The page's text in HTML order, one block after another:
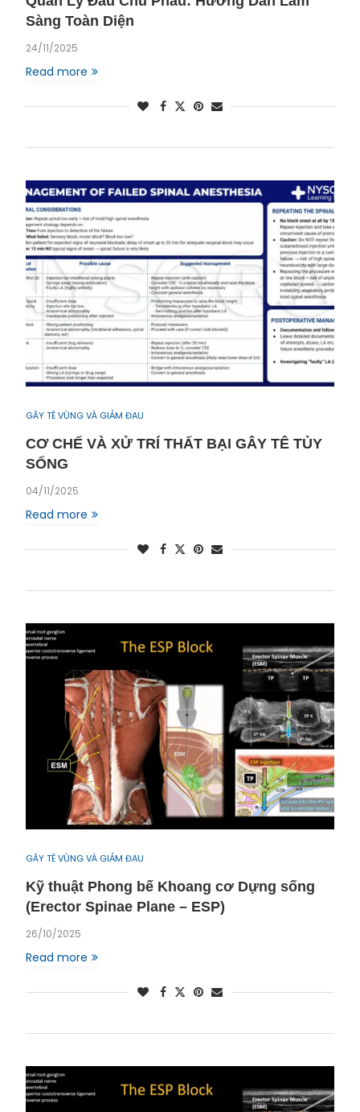
Sàng Toàn Diện
24/11/2025
Read more
GÂY TÊ VÙNG VÀ GIẢM ĐAU
CƠ CHẾ VÀ XỬ TRÍ THẤT BẠI GÂY TÊ TỦY
SỐNG
04/11/2025
Read more
GÂY TÊ VÙNG VÀ GIẢM ĐAU
Kỹ thuật Phong bế Khoang cơ Dựng sống
(Erector Spinae Plane – ESP)
26/10/2025
Read more